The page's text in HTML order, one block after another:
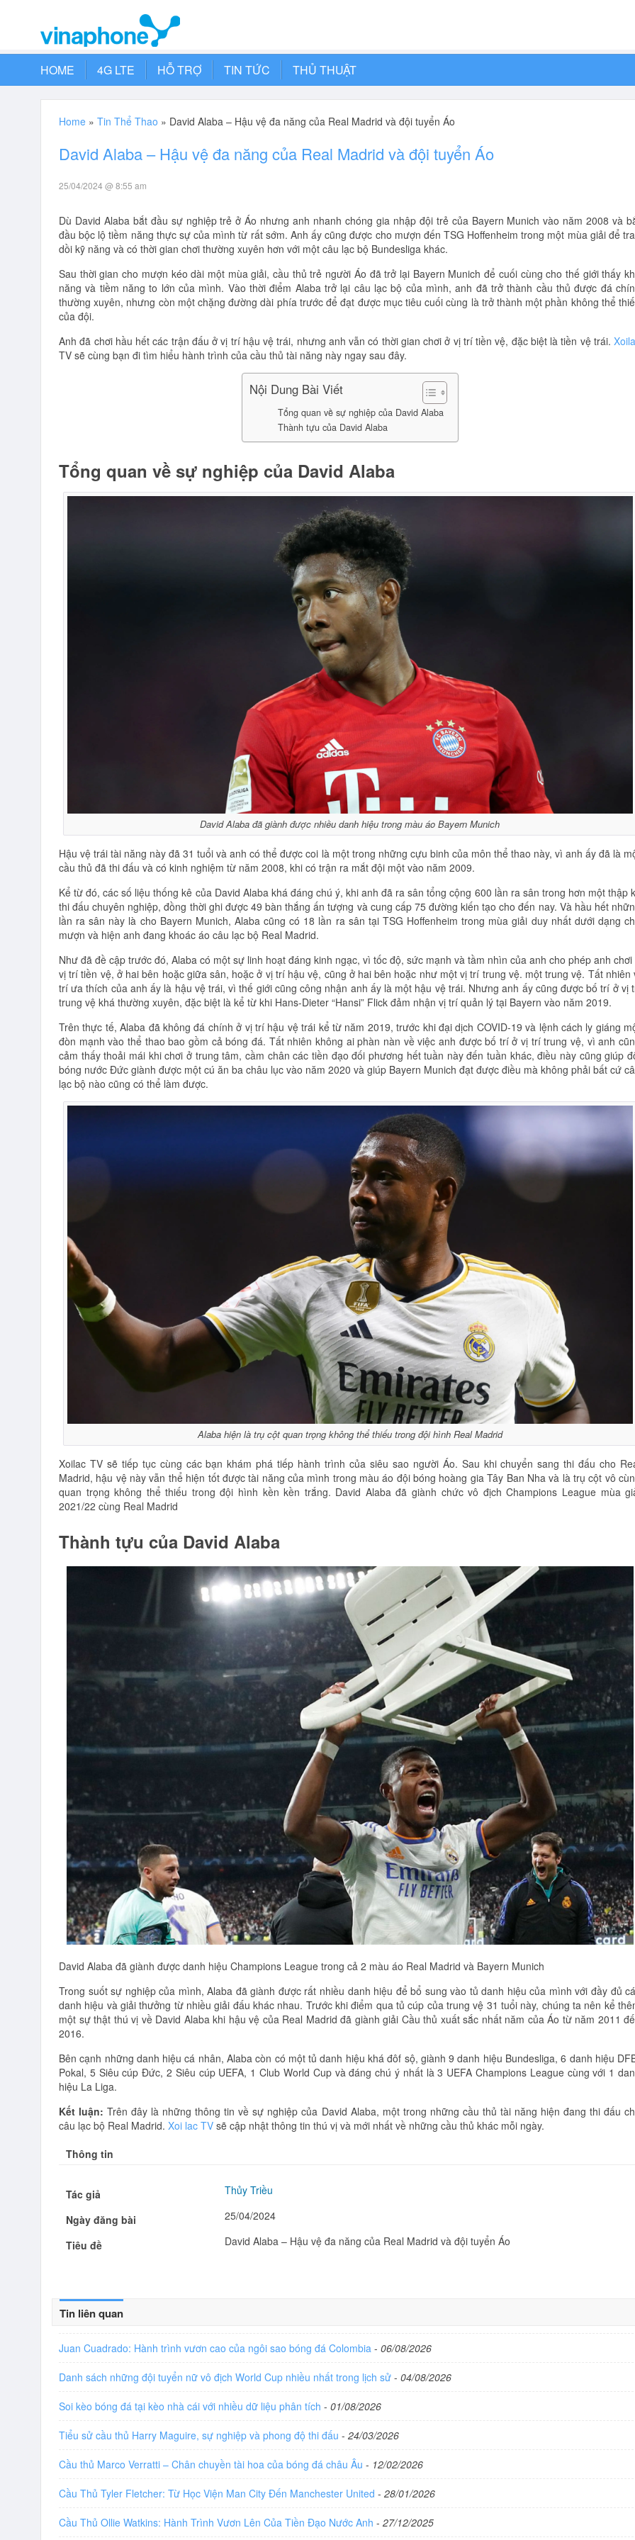
HOME 4G LTE HỖ TRỢ TIN TỨC THỦ THUẬT
Home » Tin Thể Thao » David Alaba – Hậu vệ đa năng của Real Madrid và đội tuyển Áo
David Alaba – Hậu vệ đa năng của Real Madrid và đội tuyển Áo
25/04/2024 @ 8:55 am
Dù David Alaba bắt đầu sự nghiệp trẻ ở Áo nhưng anh nhanh chóng gia nhập đội trẻ của Bayern Munich vào năm 2008 và
đầu bộc lộ tiềm năng thực sự của mình từ rất sớm. Anh ấy cũng được cho mượn đến TSG Hoffenheim trong một mùa giải để
dồi kỹ năng và có thời gian chơi thường xuyên hơn với một câu lạc bộ Bundesliga khác.
Sau thời gian cho mượn kéo dài một mùa giải, cầu thủ trẻ người Áo đã trở lại Bayern Munich để cuối cùng cho thế giới thấy
năng và tiềm năng to lớn của mình. Vào thời điểm Alaba trở lại câu lạc bộ của mình, anh đã trở thành cầu thủ được đá
thường xuyên, nhưng còn một chặng đường dài phía trước để đạt được mục tiêu cuối cùng là trở thành một phần không thể
của đội.
Anh đã chơi hầu hết các trận đấu ở vị trí hậu vệ trái, nhưng anh vẫn có thời gian chơi ở vị trí tiền vệ, đặc biệt là tiền vệ trái.
TV sẽ cùng bạn đi tìm hiểu hành trình của cầu thủ tài năng này ngay sau đây.
Nội Dung Bài Viết
Tổng quan về sự nghiệp của David Alaba
Thành tựu của David Alaba
Tổng quan về sự nghiệp của David Alaba
David Alaba đã giành được nhiều danh hiệu trong màu áo Bayern Munich
Hậu vệ trái tài năng này đã 31 tuổi và anh có thể được coi là một trong những cựu binh của môn thể thao này, vì anh ấy đã là
cầu thủ đã thi đấu và có kinh nghiệm từ năm 2008, khi có trận ra mắt đội một vào năm 2009.
Kể từ đó, các số liệu thống kê của David Alaba khá đáng chú ý, khi anh đã ra sân tổng cộng 600 lần ra sân trong hơn một thập
thi đấu chuyên nghiệp, đồng thời ghi được 49 bàn thắng ấn tượng và cung cấp 75 đường kiến tạo cho đến nay. Và hầu hết
lần ra sân này là cho Bayern Munich, Alaba cũng có 18 lần ra sân tại TSG Hoffenheim trong mùa giải duy nhất dưới dạng
mượn và hiện anh đang khoác áo câu lạc bộ Real Madrid.
Như đã đề cập trước đó, Alaba có một sự linh hoạt đáng kinh ngạc, vì tốc độ, sức mạnh và tầm nhìn của anh cho phép anh chơi
vị trí tiền vệ, ở hai bên hoặc giữa sân, hoặc ở vị trí hậu vệ, cũng ở hai bên hoặc như một vị trí trung vệ. một trung vệ. Tất nhiên
trí ưa thích của anh ấy là hậu vệ trái, vì thế giới cũng công nhận anh ấy là một hậu vệ trái. Nhưng anh ấy cũng được bố trí ở vị
trung vệ khá thường xuyên, đặc biệt là kể từ khi Hans-Dieter “Hansi” Flick đảm nhận vị trí quản lý tại Bayern vào năm 2019.
Trên thực tế, Alaba đã không đá chính ở vị trí hậu vệ trái kể từ năm 2019, trước khi đại dịch COVID-19 và lệnh cách ly giáng
đòn mạnh vào thể thao bao gồm cả bóng đá. Tất nhiên không ai phàn nàn về việc anh được bố trí ở vị trí trung vệ, vì anh
cảm thấy thoải mái khi chơi ở trung tâm, cầm chân các tiền đạo đối phương hết tuần này đến tuần khác, điều này cũng giúp
bóng nước Đức giành được một cú ăn ba châu lục vào năm 2020 và giúp Bayern Munich đạt được điều mà không phải bất cứ
lạc bộ nào cũng có thể làm được.
Alaba hiện là trụ cột quan trọng không thể thiếu trong đội hình Real Madrid
Xoilac TV sẽ tiếp tục cùng các bạn khám phá tiếp hành trình của siêu sao người Áo. Sau khi chuyển sang thi đấu cho
Madrid, hậu vệ này vẫn thể hiện tốt được tài năng của mình trong màu áo đội bóng hoàng gia Tây Ban Nha và là trụ cột vô
quan trọng không thể thiếu trong đội hình kền kền trắng. David Alaba đã giành chức vô địch Champions League mùa
2021/22 cùng Real Madrid
Thành tựu của David Alaba
David Alaba đã giành được danh hiệu Champions League trong cả 2 màu áo Real Madrid và Bayern Munich
Trong suốt sự nghiệp của mình, Alaba đã giành được rất nhiều danh hiệu để bổ sung vào tủ danh hiệu của mình với đầy đủ
danh hiệu và giải thưởng từ nhiều giải đấu khác nhau. Trước khi điểm qua tủ cúp của trung vệ 31 tuổi này, chúng ta nên kể
một sự thật thú vị về David Alaba khi hậu vệ của Real Madrid đã giành giải Cầu thủ xuất sắc nhất năm của Áo từ năm 2011
2016.
Bên cạnh những danh hiệu cá nhân, Alaba còn có một tủ danh hiệu khá đôf sộ, giành 9 danh hiệu Bundesliga, 6 danh hiệu
Pokal, 5 Siêu cúp Đức, 2 Siêu cúp UEFA, 1 Club World Cup và đáng chú ý nhất là 3 UEFA Champions League cùng với 1
hiệu La Liga.
Kết luận: Trên đây là những thông tin về sự nghiệp của David Alaba, một trong những cầu thủ tài năng hiện đang thi đấu
câu lạc bộ Real Madrid. Xoi lac TV sẽ cập nhật thông tin thú vị và mới nhất về những cầu thủ khác mỗi ngày.
Thông tin
Tác giả Thủy Triều
Ngày đăng bài 25/04/2024
Tiêu đề David Alaba – Hậu vệ đa năng của Real Madrid và đội tuyển Áo
Tin liên quan
Juan Cuadrado: Hành trình vươn cao của ngôi sao bóng đá Colombia - 06/08/2026
Danh sách những đội tuyển nữ vô địch World Cup nhiều nhất trong lịch sử - 04/08/2026
Soi kèo bóng đá tại kèo nhà cái với nhiều dữ liệu phân tích - 01/08/2026
Tiểu sử cầu thủ Harry Maguire, sự nghiệp và phong độ thi đấu - 24/03/2026
Cầu thủ Marco Verratti – Chân chuyền tài hoa của bóng đá châu Âu - 12/02/2026
Cầu Thủ Tyler Fletcher: Từ Học Viện Man City Đến Manchester United - 28/01/2026
Cầu Thủ Ollie Watkins: Hành Trình Vươn Lên Của Tiền Đạo Nước Anh - 27/12/2025